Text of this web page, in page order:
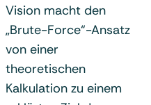
Vision macht den
„Brute-Force“-Ansatz
von einer
theoretischen
Kalkulation zu einem